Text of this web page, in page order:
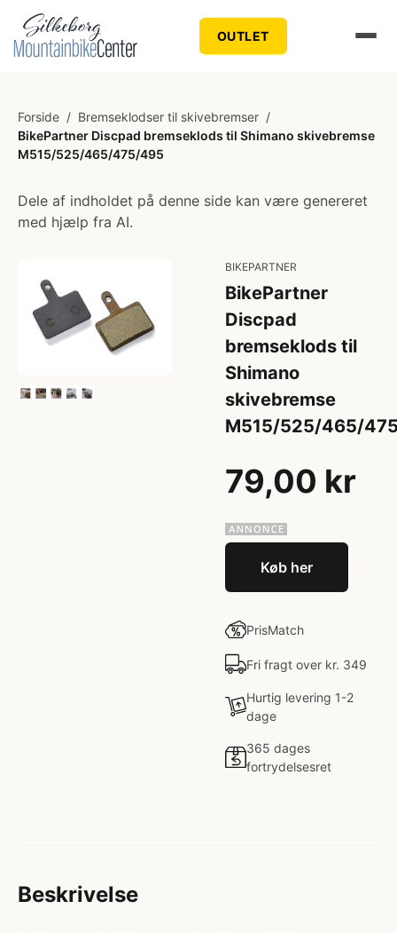
OUTLET
Forside / Bremseklodser til skivebremser /
BikePartner Discpad bremseklods til Shimano skivebremse
M515/525/465/475/495
Dele af indholdet på denne side kan være genereret
med hjælp fra AI.
BIKEPARTNER
BikePartner
Discpad
bremseklods til
Shimano
skivebremse
M515/525/465/
79,00 kr
Køb her
PrisMatch
Fri fragt over kr. 349
Hurtig levering 1-2
dage
365 dages
fortrydelsesret
Beskrivelse